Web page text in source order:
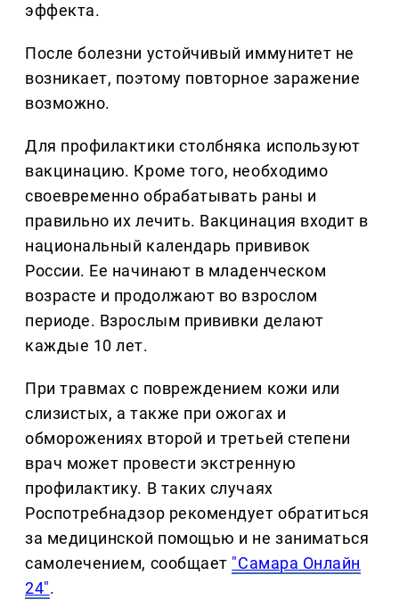
эффекта.
После болезни устойчивый иммунитет не
возникает, поэтому повторное заражение
возможно.
Для профилактики столбняка используют
вакцинацию. Кроме того, необходимо
своевременно обрабатывать раны и
правильно их лечить. Вакцинация входит в
национальный календарь прививок
России. Ее начинают в младенческом
возрасте и продолжают во взрослом
периоде. Взрослым прививки делают
каждые 10 лет.
При травмах с повреждением кожи или
слизистых, а также при ожогах и
обморожениях второй и третьей степени
врач может провести экстренную
профилактику. В таких случаях
Роспотребнадзор рекомендует обратиться
за медицинской помощью и не заниматься
самолечением, сообщает "Самара Онлайн
24".